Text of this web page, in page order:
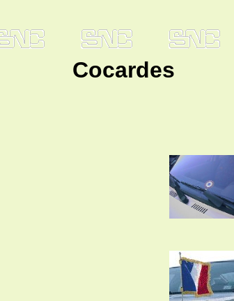
Cocardes